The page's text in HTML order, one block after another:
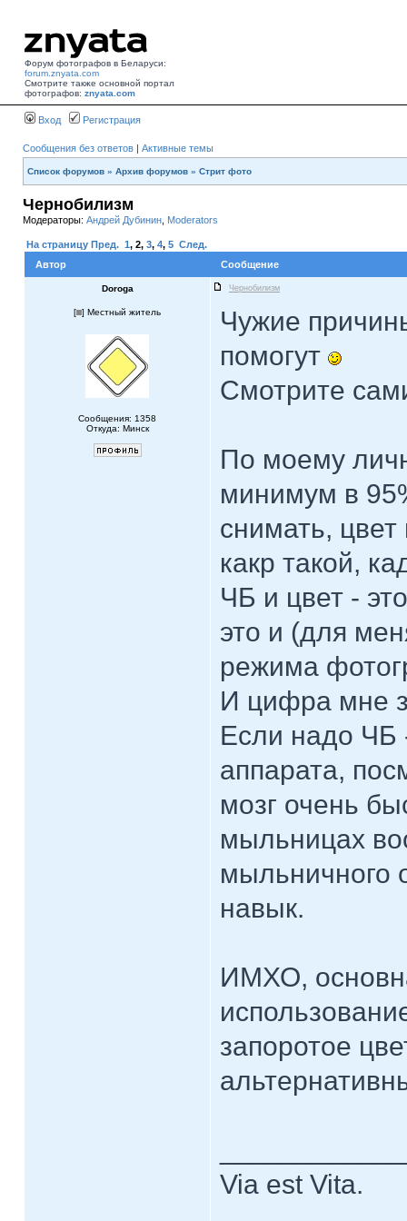
Форум фотографов в Беларуси:
forum.znyata.com
Смотрите также основной портал
фотографов: znyata.com
Вход Регистрация
Сообщения без ответов | Активные темы
Список форумов » Архив форумов » Стрит фото
Чернобилизм
Модераторы: Андрей Дубинин Moderators
На страницу Пред. 1, 2, 3, 4, 5 След.
Автор
Сообщение
Doroga Чернобилизм
[ ] Местный житель
Сообщения: 1358
Откуда: Минск
Чужие
помогут
Смотрите
По моему
минимум в
снимать,
какр такой,
ЧБ и цвет -
это и (для
режима
И цифра мне
Если надо ЧБ
аппарата,
мозг очень
мыльницах
мыльничного
навык.
ИМХО,
запоротое
Via est Vita.